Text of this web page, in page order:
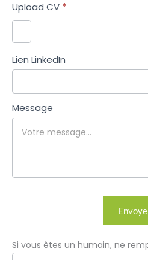
Upload CV *
Lien LinkedIn
Message
Si vous êtes un humain, ne